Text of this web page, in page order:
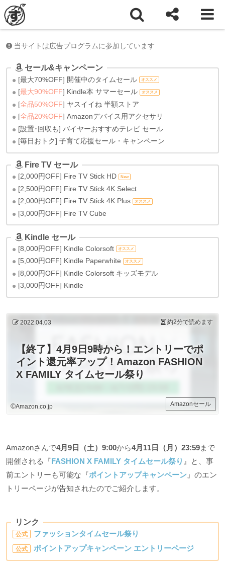
ホーム Amazonセール
当サイトは広告プログラムに参加しています
セール&キャンペーン
[最大70%OFF] 開催中のタイムセール オススメ
[最大90%OFF] Kindle本 サマーセール オススメ
[全品50%OFF] ヤスイイね 半額ストア
[全品20%OFF] Amazonデバイス用アクセサリ
[設置･回収も] バイヤーおすすめテレビ セール
[毎日おトク] 子育て応援セール・キャンペーン
Fire TV セール
[2,000円OFF] Fire TV Stick HD New
[2,500円OFF] Fire TV Stick 4K Select
[2,000円OFF] Fire TV Stick 4K Plus オススメ
[3,000円OFF] Fire TV Cube
Kindle セール
[8,000円OFF] Kindle Colorsoft オススメ
[5,000円OFF] Kindle Paperwhite オススメ
[8,000円OFF] Kindle Colorsoft キッズモデル
[3,000円OFF] Kindle
【終了】4月9日9時から！エントリーでポ
イント還元率アップ！Amazon FASHION
X FAMILY タイムセール祭り
Amazonセール
©Amazon.co.jp
2022.04.03 約2分で読めます
Amazonさんで4月9日（土）9:00から4月11日（月）23:59まで
開催される『FASHION X FAMILY タイムセール祭り 』と、事
前エントリーも可能な『ポイントアップキャンペーン 』のエン
トリーページが告知されたのでご紹介します。
リンク
公式 ファッションタイムセール祭り
公式 ポイントアップキャンペーン エントリーページ